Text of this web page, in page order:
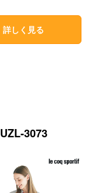
詳しく見る
UZL-3073